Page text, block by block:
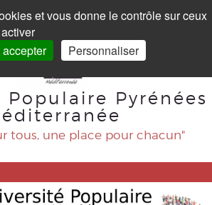
Populaire Pyrénées
tous, une place pour chacun"
et vous donne le contrôle sur ceux
accepter
Personnaliser